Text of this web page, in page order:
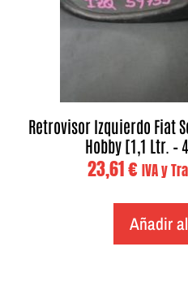
Retrovisor Izquierdo Fiat
Hobby [1,1 Ltr. –
23,61€ IVA y
Añadir